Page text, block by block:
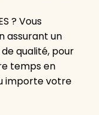
? Vous
assurant un
de qualité, pour
temps en
importe votre